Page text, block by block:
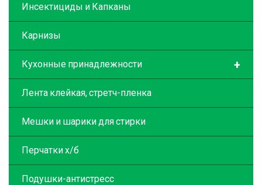
Инсектициды и Капканы
Карнизы
+
Кухонные принадлежности
Лента клейкая, стретч-пленка
Мешки и шарики для стирки
Перчатки х/б
Подушки-антистресс